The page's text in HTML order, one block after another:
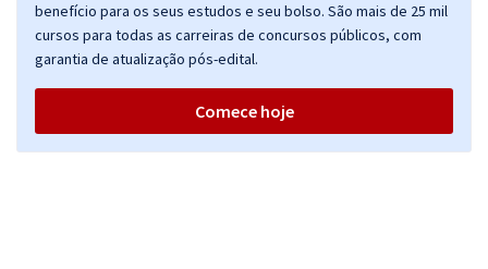
benefício para os seus estudos e seu bolso. São mais de 25 mil
cursos para todas as carreiras de concursos públicos, com
garantia de atualização pós-edital.
Comece hoje